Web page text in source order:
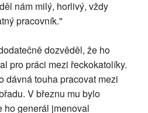
nám milý, horlivý, vždy
pracovník."
dozvěděl, že ho
pro práci mezi řeckokatolíky.
dávná touha pracovat mezi
V březnu mu bylo
ho generál jmenoval